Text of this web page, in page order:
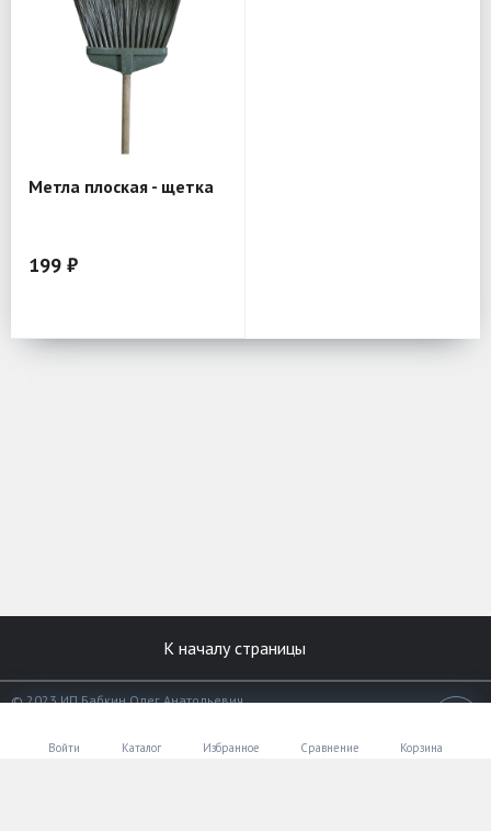
Метла плоская - щетка
199 ₽
К началу страницы
© 2023 ИП Бабкин Олег Анатольевич
Разработано в
«АЛЬФА Системс»
Войти Каталог Избранное Сравнение Корзина